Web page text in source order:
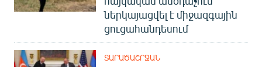
ներկայացվել է միջազգային
ցուցահանդեսում
ՏԱՐԱԾԱՇՐՋԱՆ